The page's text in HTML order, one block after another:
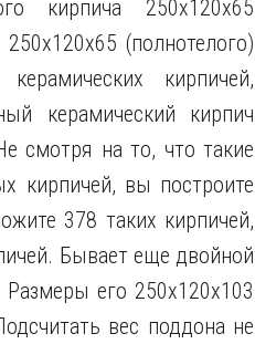
кирпича 250х120х65
(полнотелого)
кирпичей,
керамический кирпич
смотря на то, что такие
кирпичей, вы построите
378 таких кирпичей,
Бывает еще двойной
его 250х120х103
вес поддона не